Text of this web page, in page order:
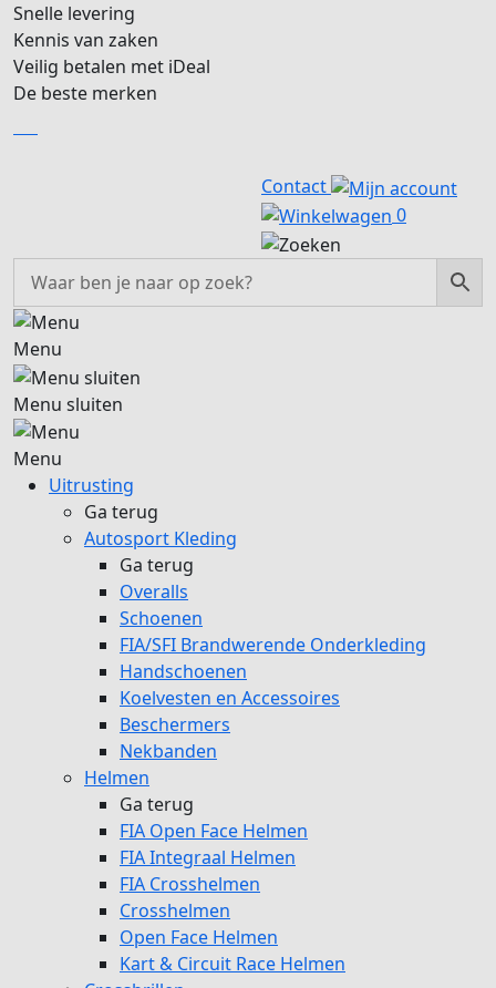
Snelle levering
Kennis van zaken
Veilig betalen met iDeal
De beste merken
Contact
0
Menu
Menu sluiten
Menu
Uitrusting
Ga terug
Autosport Kleding
Ga terug
Overalls
Schoenen
FIA/SFI Brandwerende Onderkleding
Handschoenen
Koelvesten en Accessoires
Beschermers
Nekbanden
Helmen
Ga terug
FIA Open Face Helmen
FIA Integraal Helmen
FIA Crosshelmen
Crosshelmen
Open Face Helmen
Kart & Circuit Race Helmen